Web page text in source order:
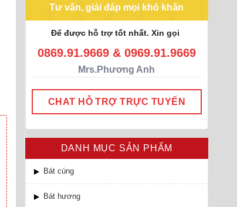
Tư vấn, giải đáp mọi khó khăn
Để được hỗ trợ tốt nhất. Xin gọi
0869.91.9669 & 0969.91.9669
Mrs.Phương Anh
CHAT HỖ TRỢ TRỰC TUYẾN
DANH MỤC SẢN PHẨM
Bát cúng
Bát hương